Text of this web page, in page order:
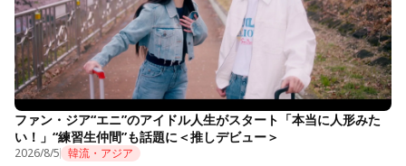
ファン・ジア“エニ”のアイドル人生がスタート「本当に人形みた
い！」“練習生仲間”も話題に＜推しデビュー＞
2026/8/5 韓流・アジア